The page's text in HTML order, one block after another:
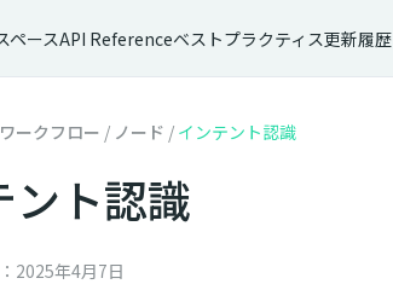
ペースAPI Referenceベストプラクティス更新履歴
ワークフロー / ノード / インテント認識
ント認識
2025年4月7日